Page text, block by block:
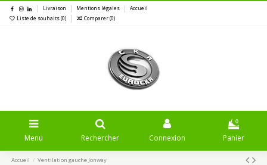
Livraison Mentions légales
Accueil
Liste de souhaits (0) Comparer (0)
Menu Rechercher Connexion
0
Panier
Accueil Ventilation gauche Jonway